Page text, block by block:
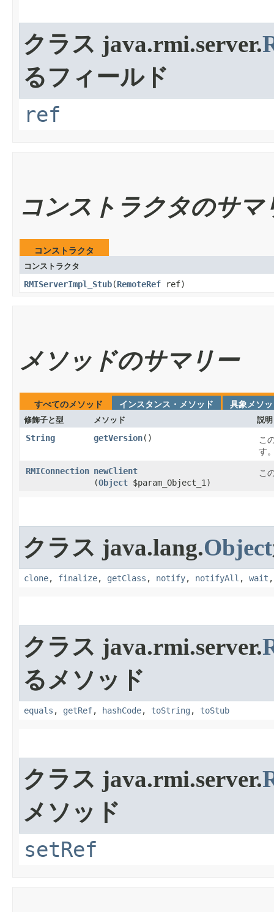
クラス java.rmi.server.
るフィールド
ref
コンストラクタのサマ
コンストラクタ
コンストラクタ
RMIServerImpl_Stub​(RemoteRef ref)
メソッドのサマリー
すべてのメソッド インスタンス・メソッド
具象メソ
修飾子と型
メソッド 説明
String getVersion​()
こ
す
RMIConnection newClient
(Object $param_Object_1)
こ
クラス java.lang.Object
clone, finalize, getClass , notify, notifyAll , wait
クラス java.rmi.server.
るメソッド
equals , getRef, hashCode, toString , toStub
クラス java.rmi.server.
メソッド
setRef